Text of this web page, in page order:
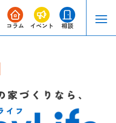
コラム イベント 相談
りなら、HappyLifeに相談